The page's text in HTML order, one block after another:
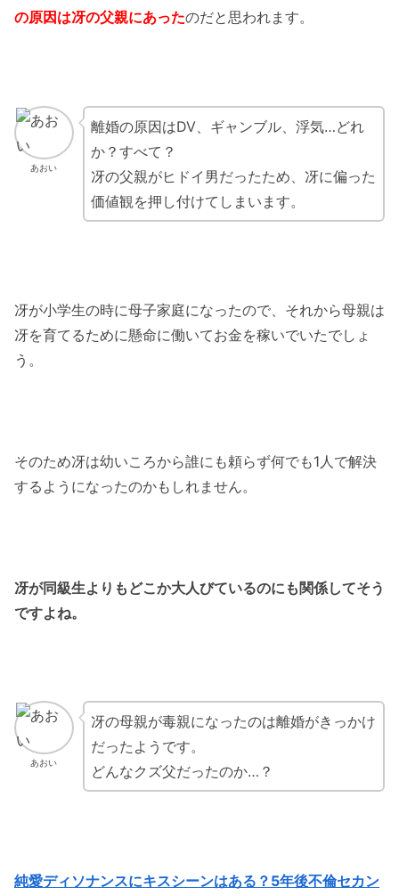
の原因は冴の父親にあったのだと思われます。
あおい
離婚の原因はDV、ギャンブル、浮気…どれ
か？すべて？
冴の父親がヒドイ男だったため、冴に偏った
価値観を押し付けてしまいます。
冴が小学生の時に母子家庭になったので、それから母親は
冴を育てるために懸命に働いてお金を稼いでいたでしょ
う。
そのため冴は幼いころから誰にも頼らず何でも1人で解決
するようになったのかもしれません。
冴が同級生よりもどこか大人びているのにも関係してそう
ですよね。
あおい
冴の母親が毒親になったのは離婚がきっかけ
だったようです。
どんなクズ父だったのか…？
純愛ディソナンスにキスシーンはある？5年後不倫セカン